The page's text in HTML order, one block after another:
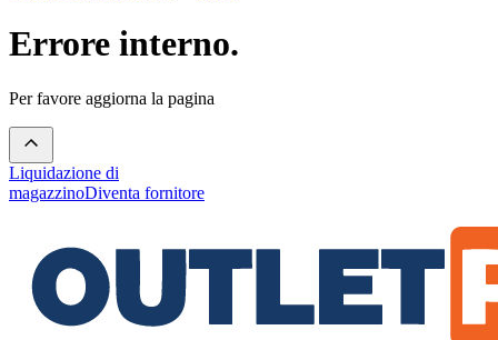
Errore interno.
Per favore aggiorna la pagina
Liquidazione di
magazzinoDiventa fornitore